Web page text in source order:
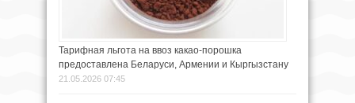
Тарифная льгота на ввоз какао-порошка
предоставлена Беларуси, Армении и Кыргызстану
21.05.2026 07:45